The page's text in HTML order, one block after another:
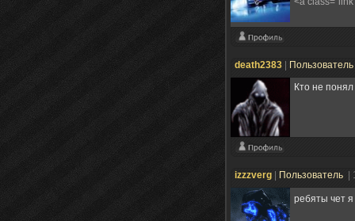
death2383
Пользователь
Кто не
izzzverg Пользователь
ребяты чет